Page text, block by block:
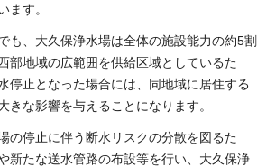
ます。
も、大久保浄水場は全体の施設能力の約5割
部地域の広範囲を供給区域としているた
停止となった場合には、同地域に居住する
きな影響を与えることになります。
の停止に伴う断水リスクの分散を図るた
新たな送水管路の布設等を行い、大久保浄